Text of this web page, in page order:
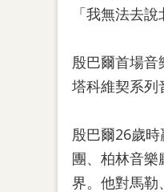
「我無法去
殷巴爾首場
塔科維契系列
殷巴爾26歲
團、柏林音
界。他對馬勒